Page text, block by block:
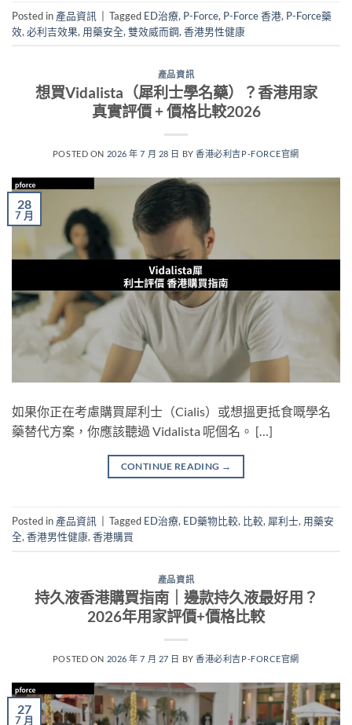
Posted in 產品資訊 Tagged ED治療, P-Force, P-Force 香港, P-Force藥
效, 必利吉效果, 用藥安全, 雙效威而鋼, 香港男性健康
產品資訊
想買Vidalista（犀利士學名藥）？香港用家
真實評價 + 價格比較2026
POSTED ON 2026 年 7 月 28 日 BY香港必利吉P-FORCE官網
28
7 月
如果你正在考慮購買犀利士（Cialis）或想搵更抵食嘅學名
藥替代方案，你應該聽過 Vidalista 呢個名。 […]
CONTINUE READING →
Posted in 產品資訊 Tagged ED治療, ED藥物比較, 比較, 犀利士, 用藥安
全, 香港男性健康, 香港購買
產品資訊
持久液香港購買指南｜邊款持久液最好用？
2026年用家評價+價格比較
POSTED ON 2026 年 7 月 27 日 BY香港必利吉P-FORCE官網
27
7 月